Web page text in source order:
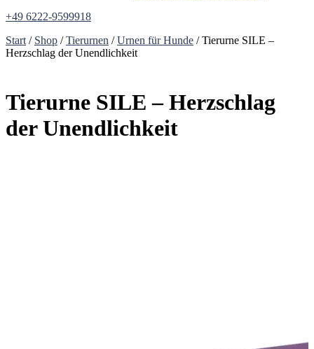
+49 6222-9599918
Start / Shop /Tierurnen /Urnen für Hunde / Tierurne SILE –
Herzschlag der Unendlichkeit
Tierurne SILE – Herzschlag
der Unendlichkeit